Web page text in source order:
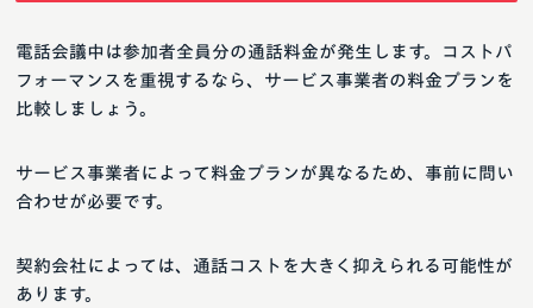
電話会議中は参加者全員分の通話料金が発生します。コストパ
フォーマンスを重視するなら、サービス事業者の料金プランを
比較しましょう。
サービス事業者によって料金プランが異なるため、事前に問い
合わせが必要です。
契約会社によっては、通話コストを大きく抑えられる可能性が
あります。